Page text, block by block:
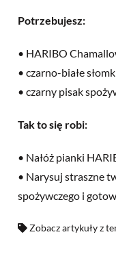
Potrzebujesz:
• HARIBO
• czarno-białe
• czarny pisak
Tak to się robi:
• Nałóż pianki
• Narysuj straszne
spożywczego i
Zobacz artykuły z